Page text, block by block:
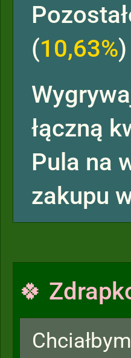
(10,63%)
łączną
Pula na
zakupu
🍀